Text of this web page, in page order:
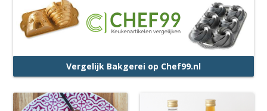
Vergelijk Bakgerei op Chef99.nl